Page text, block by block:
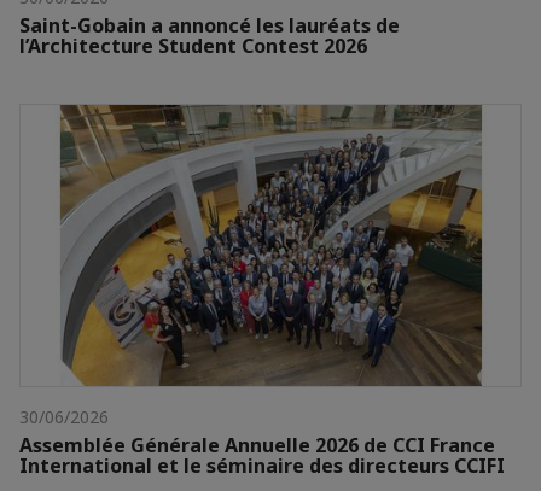
Saint-Gobain a annoncé les lauréats de
l’Architecture Student Contest 2026
30/06/2026
Assemblée Générale Annuelle 2026 de CCI France
International et le séminaire des directeurs CCIFI